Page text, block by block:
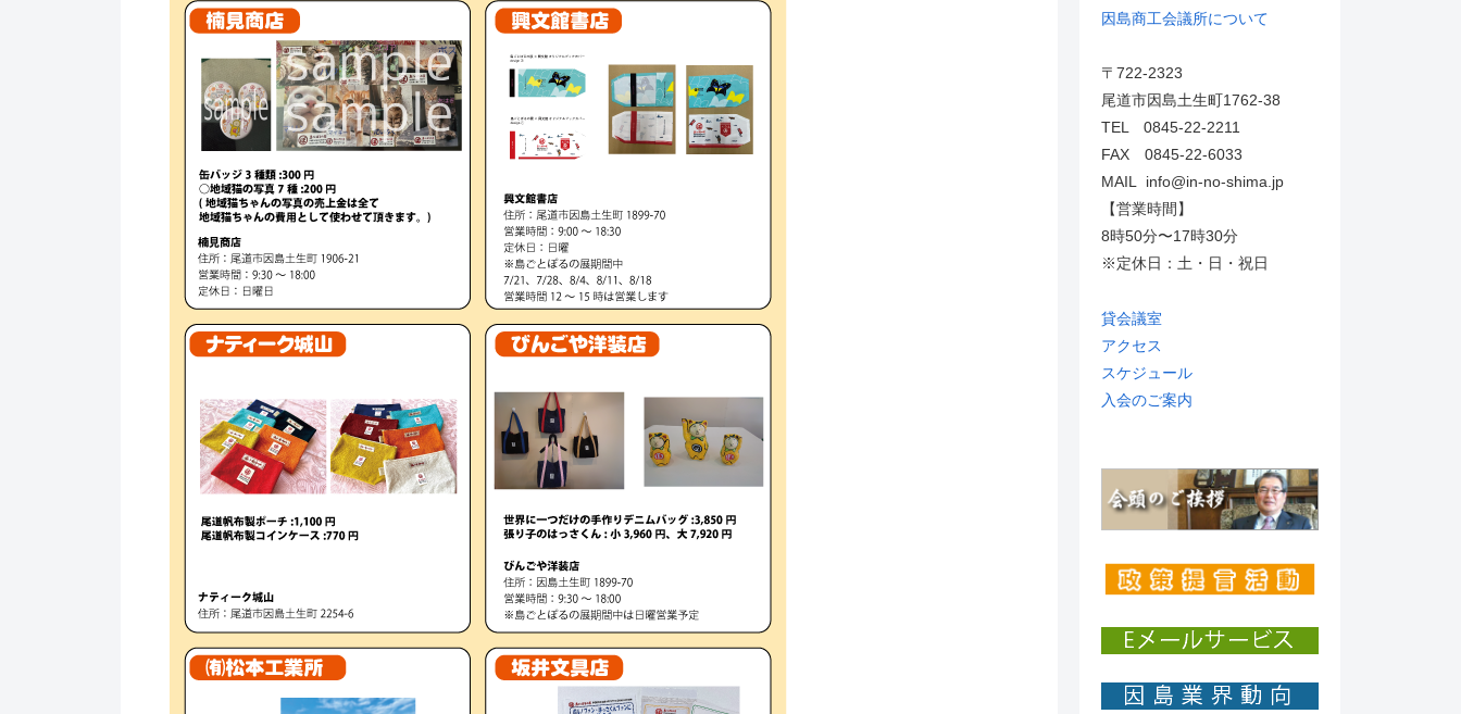
因島商工会議所について
〒722-2323
尾道市因島土生町1762-38
TEL 0845-22-2211
FAX 0845-22-6033
MAIL info@in-no-shima.jp
【営業時間】
8時50分〜17時30分
※定休日：土・日・祝日
貸会議室
アクセス
スケジュール
入会のご案内